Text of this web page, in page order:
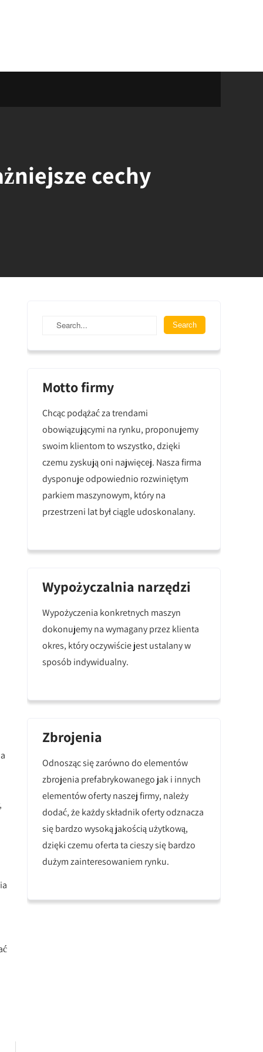
cechy
Motto firmy
Chcąc podążać za trendami
obowiązującymi na rynku, proponujemy
swoim klientom to wszystko, dzięki
czemu zyskują oni najwięcej. Nasza firma
dysponuje odpowiednio rozwiniętym
parkiem maszynowym, który na
przestrzeni lat był ciągle udoskonalany.
Wypożyczalnia narzędzi
Wypożyczenia konkretnych maszyn
dokonujemy na wymagany przez klienta
okres, który oczywiście jest ustalany w
sposób indywidualny.
Zbrojenia
Odnosząc się zarówno do elementów
zbrojenia prefabrykowanego jak i innych
elementów oferty naszej firmy, należy
dodać, że każdy składnik oferty odznacza
się bardzo wysoką jakością użytkową,
dzięki czemu oferta ta cieszy się bardzo
dużym zainteresowaniem rynku.